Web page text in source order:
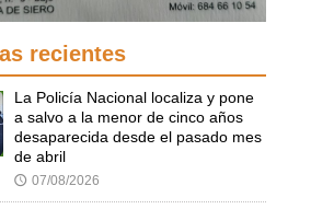
recientes
La Policía Nacional localiza y pone
a salvo a la menor de cinco años
desaparecida desde el pasado mes
de abril
🕔 07/08/2026